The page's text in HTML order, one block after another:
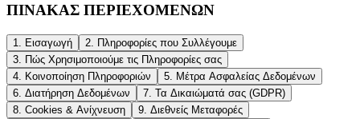
ΠΙΝΑΚΑΣ ΠΕΡΙΕΧΟΜΕΝΩΝ
1. Εισαγωγή
2. Πληροφορίες που Συλλέγουμε
3. Πώς Χρησιμοποιούμε τις Πληροφορίες σας
4. Κοινοποίηση Πληροφοριών
5. Μέτρα Ασφαλείας Δεδομένων
6. Διατήρηση Δεδομένων
7. Τα Δικαιώματά σας (GDPR)
8. Cookies & Ανίχνευση
9. Διεθνείς Μεταφορές